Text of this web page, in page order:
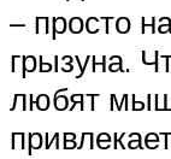
– просто
грызуна.
любят